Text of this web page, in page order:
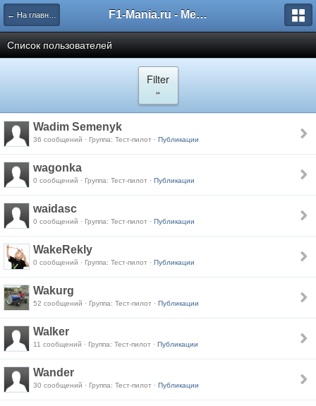
← На главную F1-Mania.ru - Международный чемпионат по симрейсингу
Список пользователей
Filter
»
Wadim Semenyk
36 сообщений · Группа: Тест-пилот · Публикации
wagonka
0 сообщений · Группа: Тест-пилот · Публикации
waidasc
0 сообщений · Группа: Тест-пилот · Публикации
WakeRekly
0 сообщений · Группа: Тест-пилот · Публикации
Wakurg
52 сообщений · Группа: Тест-пилот · Публикации
Walker
11 сообщений · Группа: Тест-пилот · Публикации
Wander
30 сообщений · Группа: Тест-пилот · Публикации